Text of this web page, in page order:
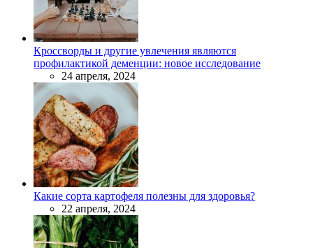
Кроссворды и другие увлечения являются
профилактикой деменции: новое исследование
24 апреля, 2024
Какие сорта картофеля полезны для здоровья?
22 апреля, 2024